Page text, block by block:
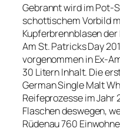
Gebrannt wird im Pot-
schottischem Vorbild
Kupferbrennblasen
Am St. Patricks Day
vorgenommen in Ex-
30 Litern Inhalt. Die
German Single Malt
Reifeprozesse im Jahr
Flaschen deswegen,
Rüdenau 760